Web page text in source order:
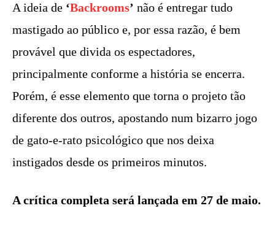
A ideia de ‘Backrooms’ não é entregar tudo
mastigado ao público e, por essa razão, é bem
provável que divida os espectadores,
principalmente conforme a história se encerra.
Porém, é esse elemento que torna o projeto tão
diferente dos outros, apostando num bizarro jogo
de gato-e-rato psicológico que nos deixa
instigados desde os primeiros minutos.
A crítica completa será lançada em 27 de maio.